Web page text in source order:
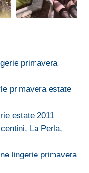
primavera
primavera estate
estate 2011
La Perla,
lingerie primavera